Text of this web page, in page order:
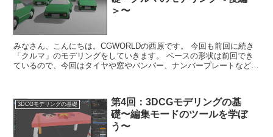
＞〜
みなさん、こんにちは。CGWORLDの西原です。 今回も前回に続き
「クルマ」のモデリングをしていきます。 ベースの形状は前回でき
ているので、今回はタイヤや窓やバンパー、ナンバープレートなどの
3DCGモデリングの基礎
第4回：3DCGモデリングの基
礎〜編集モードのツールを学ぼ
う〜